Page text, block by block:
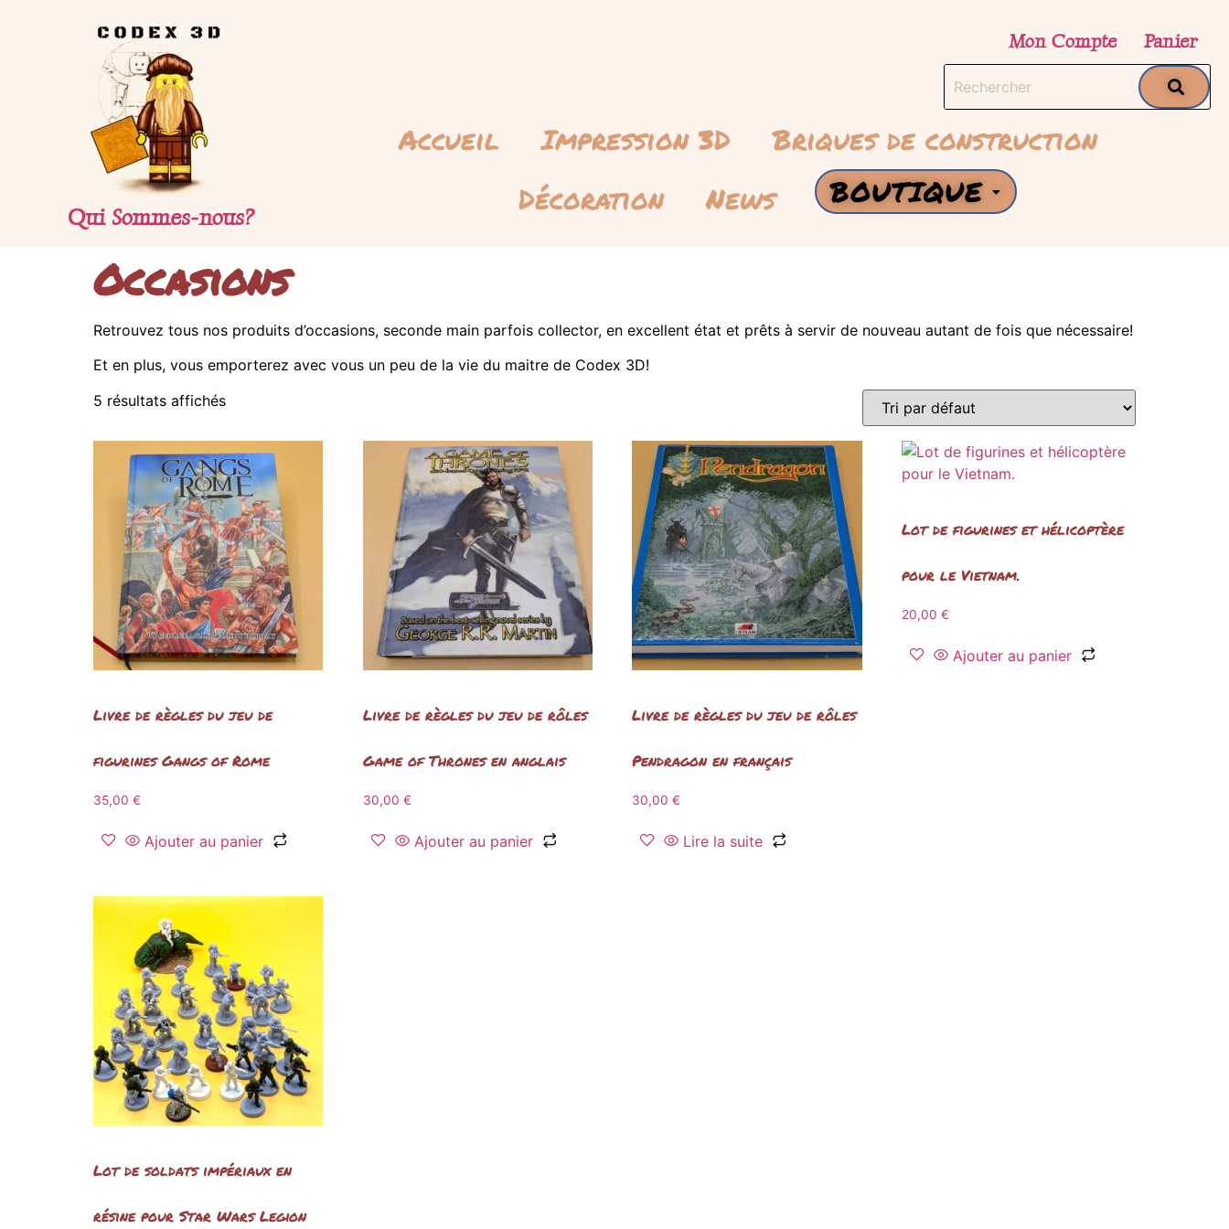
Qui Sommes-nous?
Accueil Impression 3D
Briques de construction
Décoration
News BOUTIQUE
Mon Compte Panier
Occasions
Retrouvez tous nos produits d’occasions, seconde main parfois collector, en excellent état et prêts à servir de nouveau autant de fois que nécessaire!
Et en plus, vous emporterez avec vous un peu de la vie du maitre de Codex 3D!
5 résultats affichés
Livre de règles du jeu de
figurines Gangs of Rome
35,00 €
Ajouter au panier
Livre de règles du jeu de rôles
Game of Thrones en anglais
30,00 €
Ajouter au panier
Livre de règles du jeu de rôles
Pendragon en français
30,00€
Lire la suite
Lot de figurines et hélicoptère
pour le Vietnam.
20,00€
Ajouter au panier
Lot de soldats impériaux en
résine pour Star Wars Legion